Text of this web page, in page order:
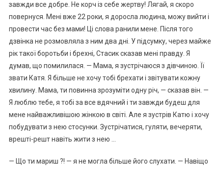
завжди все добре. Не корч із себе жертву! Лягай, я скоро
повернуся. Мені вже 22 роки, я доросла людина, можу вийти і
провести час без мами! Ці слова ранили мене. Після того
дзвінка не розмовляла з ним два дні. У підсумку, через майже
рік такої боротьби і брехні, Стасик сказав мені правду. Я
думав, що помилилася. — Мама, я зустрічаюся з дівчиною. Її
звати Катя. Я більше не хочу тобі брехати і звітувати кожну
хвилину. Мама, ти повинна зрозуміти одну річ, — сказав він. —
Я люблю тебе, я тобі за все вдячний і ти завжди будеш для
мене найважливішою жінкою в світі. Але я зустрів Катю і хочу
побудувати з нею стосунки. Зустрічатися, гуляти, вечеряти,
врешті-решт навіть жити з нею …
— Що ти мариш ?! — я не могла більше його слухати. — Навіщо